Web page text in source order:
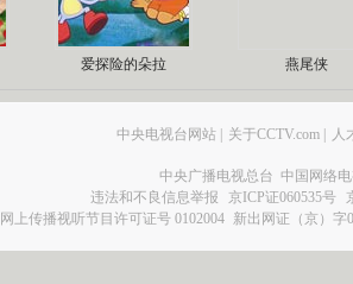
爱探险的朵拉 燕尾侠
中央电视台网站 | 关于CCTV.com | 人
中央广播电视总台 中国网络
违法和不良信息举报
京ICP证060535号
网上传播视听节目许可证号 0102004 新出网证（京）